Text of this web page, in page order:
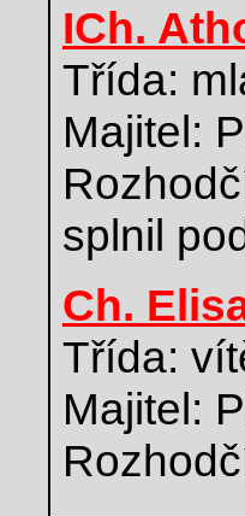
ICh.
Třída:
Majitel:
splnil
Ch.
Třída:
Majitel: